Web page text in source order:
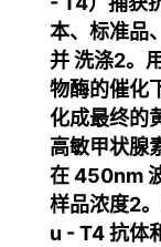
本、标准品
并 洗涤2。
物酶的催化
化成最终的
高敏甲状腺
在 450nm
样品浓度2
u - T4 抗体